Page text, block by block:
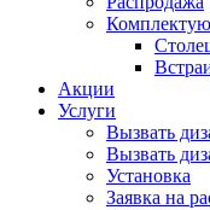
Акции
Услуги
Вызвать
Вызвать
Установка
Заявка на